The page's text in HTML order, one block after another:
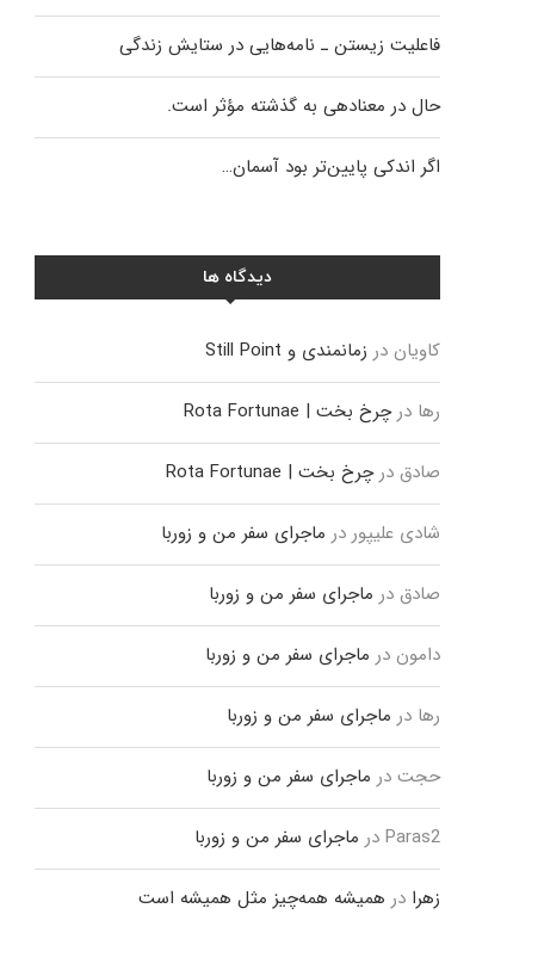
فاعلیت زیستن ـ نامه‌هایی در ستایش زندگی
حال در معنادهی به گذشته مؤثر است.
اگر اندکی پایین‌تر بود آسمان…
دیدگاه ها
کاویان در زمانمندی و Still Point
رها درچرخ بخت | Rota Fortunae
صادق درچرخ بخت | Rota Fortunae
شادی علیپور در ماجرای سفر من و زوربا
صادق در ماجرای سفر من و زوربا
دامون در ماجرای سفر من و زوربا
رها در ماجرای سفر من و زوربا
حجت در ماجرای سفر من و زوربا
Paras2 در ماجرای سفر من و زوربا
زهرا در همیشه همه‌چیز مثل همیشه است